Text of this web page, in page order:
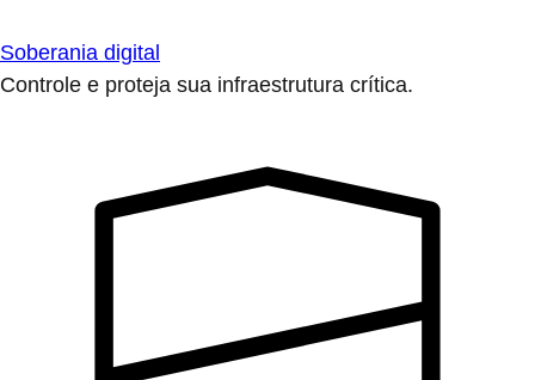
Soberania digital
Controle e proteja sua infraestrutura crítica.